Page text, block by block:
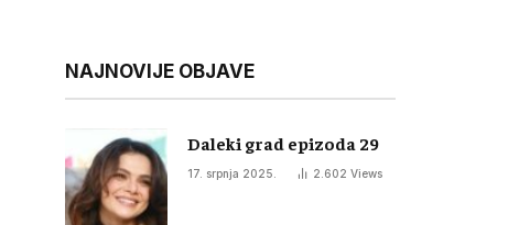
NAJNOVIJE OBJAVE
Daleki grad epizoda 29
17. srpnja 2025. 2.602 Views